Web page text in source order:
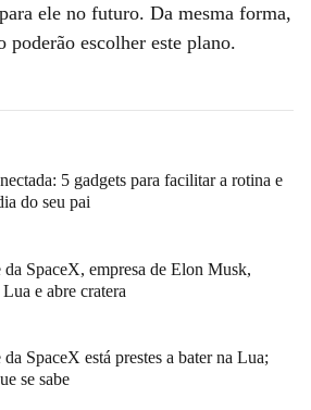
ele no futuro. Da mesma forma,
poderão escolher este plano.
5 gadgets para facilitar a rotina e
do seu pai
da SpaceX, empresa de Elon Musk,
e abre cratera
da SpaceX está prestes a bater na Lua;
se sabe